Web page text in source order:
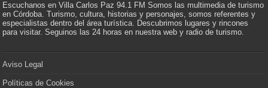
Escuchanos en Villa Carlos Paz 94.1 FM Somos las multimedia de turismo
en Córdoba. Turismo, cultura, historias y personajes, somos referentes y
especialistas dentro del área turística. Descubrimos lugares y rincones
para visitar. Seguinos las 24 horas en nuestra web y radio de turismo.
Aviso Legal
Políticas de Cookies